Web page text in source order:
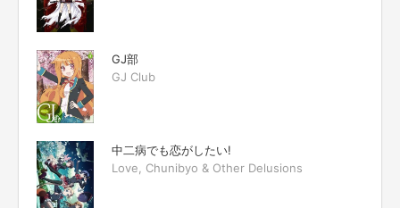
GJ部
GJ Club
中二病でも恋がしたい!
Love, Chunibyo & Other Delusions